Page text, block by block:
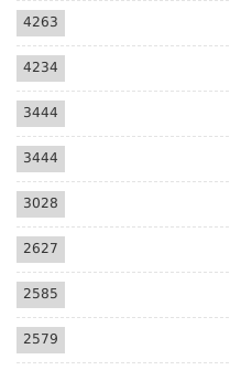
4263
4234
3444
3444
3028
2627
2585
2579